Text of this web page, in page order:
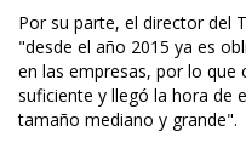
Por su parte, el director del
"desde el año 2015 ya es
en las empresas, por lo que
suficiente y llegó la hora de
tamaño mediano y grande".